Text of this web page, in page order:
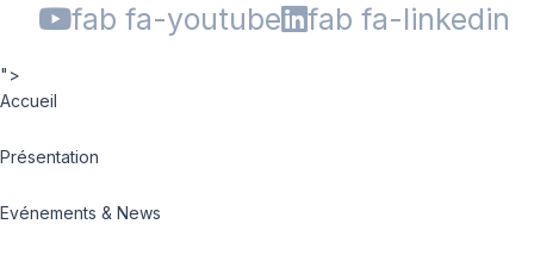
fab fa-youtube
fab fa-linkedin
">
Accueil
Présentation
Evénements & News